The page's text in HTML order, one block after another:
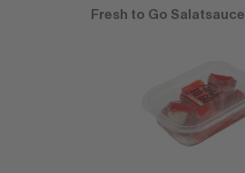
Fresh to Go